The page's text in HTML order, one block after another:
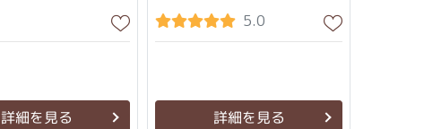
詳細を見る
5.0
詳細を見る